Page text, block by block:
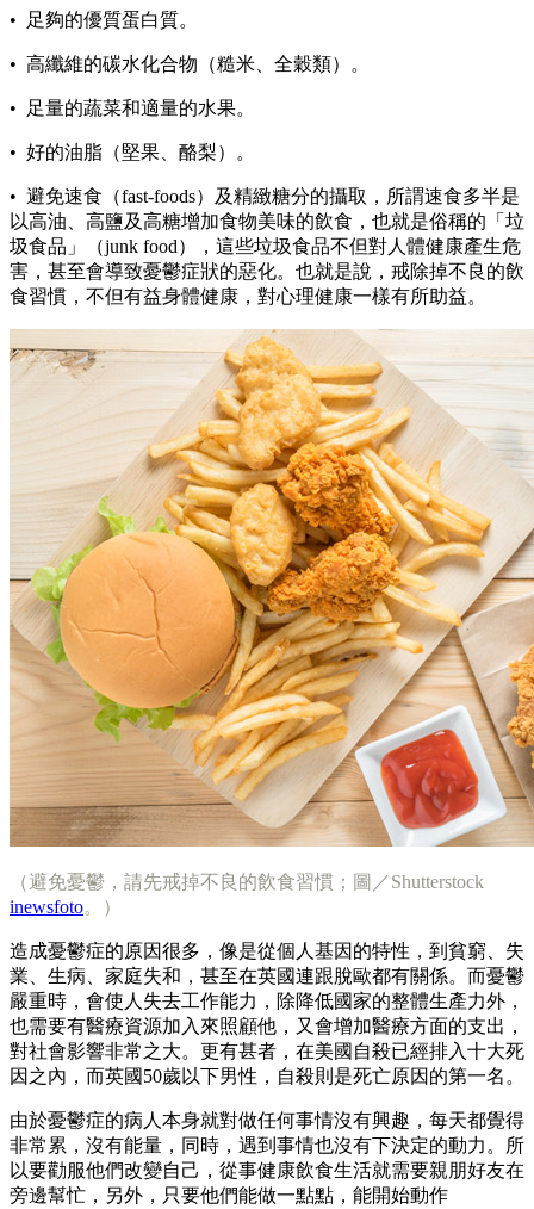
• 足夠的優質蛋白質。
• 高纖維的碳水化合物（糙米、全穀類）。
• 足量的蔬菜和適量的水果。
• 好的油脂（堅果、酪梨）。
• 避免速食（fast-foods）及精緻糖分的攝取，所謂速食多半是
以高油、高鹽及高糖增加食物美味的飲食，也就是俗稱的「垃
圾食品」（junk food），這些垃圾食品不但對人體健康產生危
害，甚至會導致憂鬱症狀的惡化。也就是說，戒除掉不良的飲
食習慣，不但有益身體健康，對心理健康一樣有所助益。
（避免憂鬱，請先戒掉不良的飲食習慣；圖／Shutterstock
inewsfoto。）
造成憂鬱症的原因很多，像是從個人基因的特性，到貧窮、失
業、生病、家庭失和，甚至在英國連跟脫歐都有關係。而憂鬱
嚴重時，會使人失去工作能力，除降低國家的整體生產力外，
也需要有醫療資源加入來照顧他，又會增加醫療方面的支出，
對社會影響非常之大。更有甚者，在美國自殺已經排入十大死
因之內，而英國50歲以下男性，自殺則是死亡原因的第一名。
由於憂鬱症的病人本身就對做任何事情沒有興趣，每天都覺得
非常累，沒有能量，同時，遇到事情也沒有下決定的動力。所
以要勸服他們改變自己，從事健康飲食生活就需要親朋好友在
旁邊幫忙，另外，只要他們能做一點點，能開始動作